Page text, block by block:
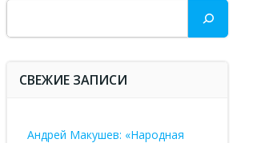
Поиск
СВЕЖИЕ ЗАПИСИ
Андрей Макушев: «Народная